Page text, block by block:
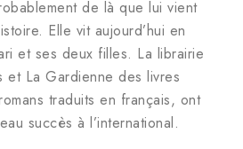
de là que lui vient
Elle vit aujourd’hui en
et ses deux filles. La librairie
et La Gardienne des livres
traduits en français, ont
succès à l’international.